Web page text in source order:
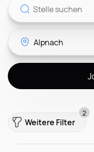
Weitere Filter
2